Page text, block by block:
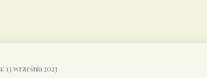
13 września 2023